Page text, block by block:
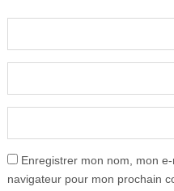
Enregistrer mon nom, mon
navigateur pour mon prochain